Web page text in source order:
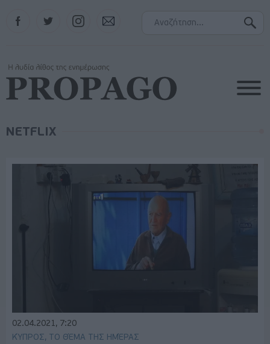
Instagram
NETFLIX
02.04.2021, 7:20
ΚΎΠΡΟΣ, ΤΟ ΘΈΜΑ ΤΗΣ ΗΜΈΡΑΣ